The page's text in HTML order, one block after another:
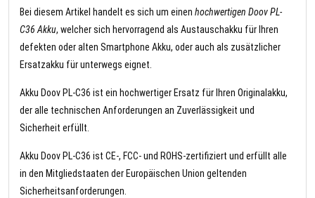
Bei diesem Artikel handelt es sich um einen hochwertigen Doov PL-
C36 Akku, welcher sich hervorragend als Austauschakku für Ihren
defekten oder alten Smartphone Akku, oder auch als zusätzlicher
Ersatzakku für unterwegs eignet.
Akku Doov PL-C36 ist ein hochwertiger Ersatz für Ihren Originalakku,
der alle technischen Anforderungen an Zuverlässigkeit und
Sicherheit erfüllt.
Akku Doov PL-C36 ist CE-, FCC- und ROHS-zertifiziert und erfüllt alle
in den Mitgliedstaaten der Europäischen Union geltenden
Sicherheitsanforderungen.